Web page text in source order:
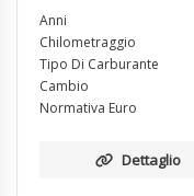
Anni
Chilometraggio
Tipo Di Carburante
Cambio
Normativa Euro
Dettaglio